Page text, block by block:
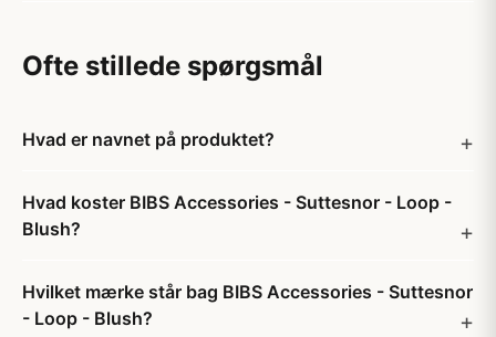
Ofte stillede spørgsmål
Hvad er navnet på produktet?
Hvad koster BIBS Accessories - Suttesnor - Loop -
Blush?
Hvilket mærke står bag BIBS Accessories - Suttesnor
- Loop - Blush?